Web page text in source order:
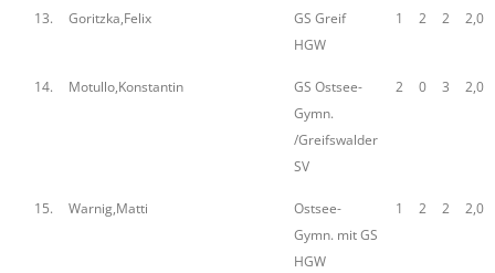
13. Goritzka,Felix
GS Greif
HGW
1 2 2 2,0
14. Motullo,Konstantin
GS Ostsee-
Gymn.
/Greifswalder
SV
2 0 3 2,0
15. Warnig,Matti
Ostsee-
Gymn. mit GS
HGW
1 2 2 2,0